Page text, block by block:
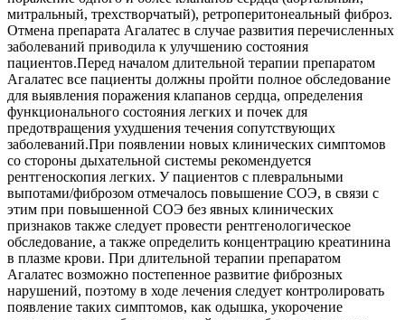
митральный, трехстворчатый), ретроперитонеальный фиброз.
Отмена препарата Агалатес в случае развития перечисленных
заболеваний приводила к улучшению состояния
пациентов.Перед началом длительной терапии препаратом
Агалатес все пациенты должны пройти полное обследование
для выявления поражения клапанов сердца, определения
функционального состояния легких и почек для
предотвращения ухудшения течения сопутствующих
заболеваний.При появлении новых клинических симптомов
со стороны дыхательной системы рекомендуется
рентгеноскопия легких. У пациентов с плевральными
выпотами/фиброзом отмечалось повышение СОЭ, в связи с
этим при повышенной СОЭ без явных клинических
признаков также следует провести рентгенологическое
обследование, а также определить концентрацию креатинина
в плазме крови. При длительной терапии препаратом
Агалатес возможно постепенное развитие фиброзных
нарушений, поэтому в ходе лечения следует контролировать
появление таких симптомов, как одышка, укорочение